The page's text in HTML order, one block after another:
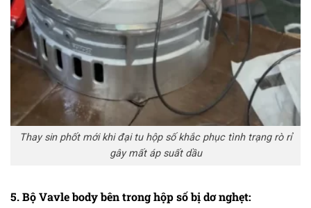
Thay sin phốt mới khi đại tu hộp số khắc phục tình trạng rò rỉ
gây mất áp suất dầu
5. Bộ Vavle body bên trong hộp số bị dơ nghẹt: